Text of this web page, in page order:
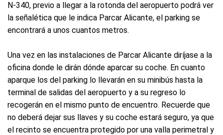
N-340, previo a llegar a la rotonda del aeropuerto podrá ver
la señalética que le indica Parcar Alicante, el parking se
encontrará a unos cuantos metros.
Una vez en las instalaciones de Parcar Alicante diríjase a la
oficina donde le dirán dónde aparcar su coche. En cuanto
aparque los del parking lo llevarán en su minibús hasta la
terminal de salidas del aeropuerto y a su regreso lo
recogerán en el mismo punto de encuentro. Recuerde que
no deberá dejar sus llaves y su coche estará seguro, ya que
el recinto se encuentra protegido por una valla perimetral y